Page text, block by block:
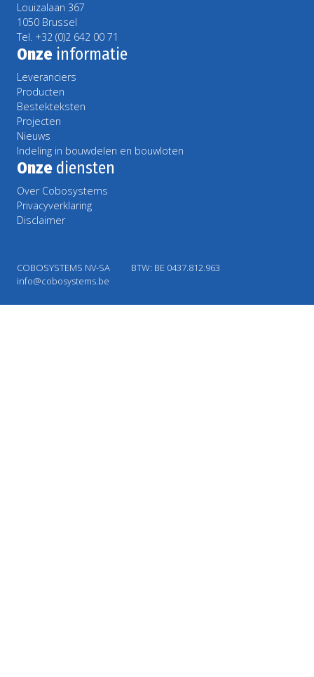
Louizalaan 367
1050 Brussel
Tel. +32 (0)2 642 00 71
Onze informatie
Leveranciers
Producten
Bestekteksten
Projecten
Nieuws
Indeling in bouwdelen en bouwloten
Onze diensten
Over Cobosystems
Privacyverklaring
Disclaimer
COBOSYSTEMS NV-SA
BTW: BE 0437.812.963
info@cobosystems.be